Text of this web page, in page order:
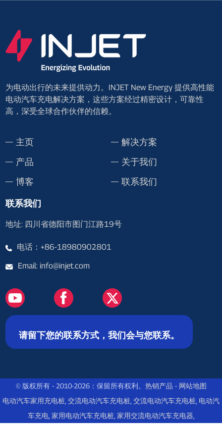
为电动出行的未来提供动力。INJET New Energy 提供高性能
电动汽车充电解决方案，这些方案经过精密设计，可靠性
高，深受全球合作伙伴的信赖。
主页
解决方案
产品
关于我们
博客
联系我们
联系我们
地址: 四川省德阳市图门江路19号
电话：+86-18980902801
Email: info@injet.com
请留下您的联系方式，我们会与您联系。
© 版权所有 - 2010-2026：保留所有权利。 热销产品 - 网站地图
电动汽车家用充电桩, 交流电动汽车充电桩, 交流电动汽车充电桩, 电动汽
车充电, 家用电动汽车充电桩, 家用交流电动汽车充电器,